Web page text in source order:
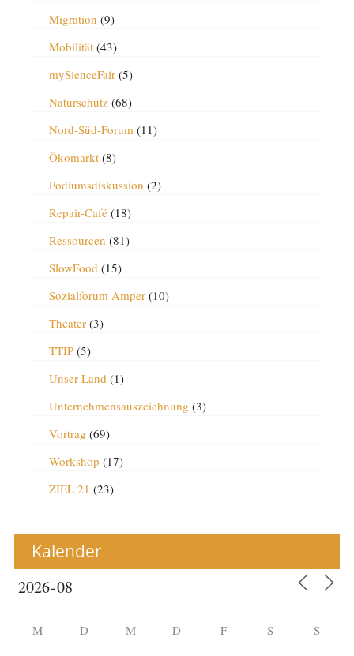
Migration (9)
Mobilität(43)
mySienceFair(5)
Naturschutz(68)
Nord-Süd-Forum (11)
Ökomarkt(8)
Podiumsdiskussion (2)
Repair-Café(18)
Ressourcen (81)
SlowFood (15)
Sozialforum Amper(10)
Theater(3)
TTIP(5)
Unser Land (1)
Unternehmensauszeichnung (3)
Vortrag (69)
Workshop (17)
ZIEL 21 (23)
Kalender
M D M D F S S